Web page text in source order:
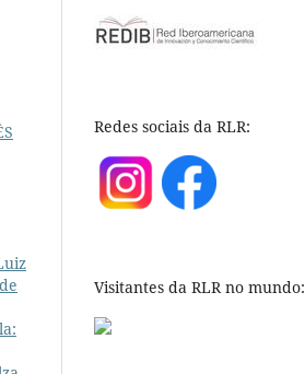
Redes sociais da RLR:
Visitantes da RLR no mundo: